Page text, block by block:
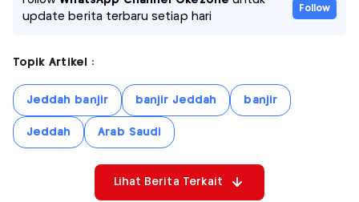
update berita terbaru setiap hari
Follow
Topik Artikel :
Jeddah banjir banjir Jeddah banjir
Jeddah Arab Saudi
Lihat Berita Terkait